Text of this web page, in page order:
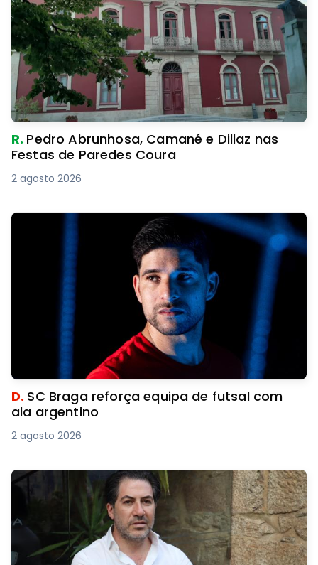
R. Pedro Abrunhosa, Camané e Dillaz nas
Festas de Paredes Coura
2 agosto 2026
D. SC Braga reforça equipa de futsal com
ala argentino
2 agosto 2026